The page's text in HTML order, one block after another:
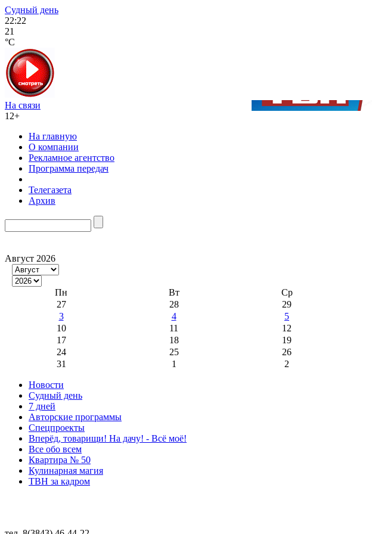
Судный день
22:22
21
°C
На связи
12+
На главную
О компании
Рекламное агентство
Программа передач
Телегазета
Архив
Август 2026
Пн Вт Ср
27
28 29
3
4 5
10
11 12
17
18 19
24
25 26
31
1 2
Новости
Судный день
7 дней
Авторские программы
Спецпроекты
Вперёд, товарищи! На дачу! - Всё моё!
Все обо всем
Квартира № 50
Кулинарная магия
ТВН за кадром